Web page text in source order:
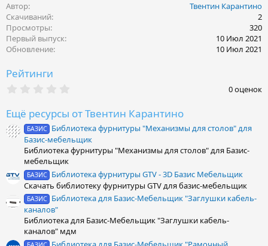
Автор
Твентин Карантино
Скачиваний
2
Просмотры
320
Первый выпуск
10 Июл 2021
Обновление
10 Июл 2021
Рейтинги
0
в
ё
з
д
0 оценок
Ещё ресурсы от Твентин Карантино
БАЗИС
Библиотека фурнитуры "Механизмы для столов" для
Базис-мебельщик
Библиотека фурнитуры "Механизмы для столов" для Базис-
мебельщик
БАЗИС
Библиотека фурнитуры GTV - 3D Базис Мебельщик
Скачать библиотеку фурнитуры GTV для базис-мебельщик
БАЗИС
Библиотека для Базис-Мебельщик "Заглушки кабель-
каналов"
Библиотека для Базис-Мебельщик "Заглушки кабель-
каналов" мдм